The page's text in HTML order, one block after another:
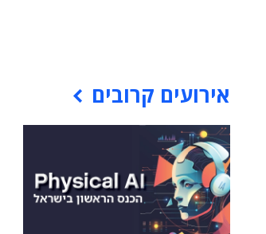
אירועים קרובים